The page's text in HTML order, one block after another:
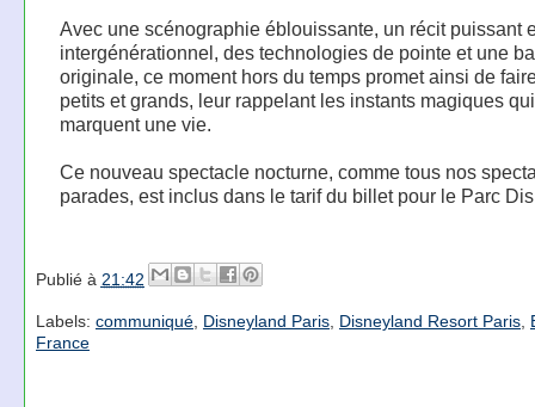
Avec une scénographie éblouissante, un récit puissant
intergénérationnel, des technologies de pointe et une
originale, ce moment hors du temps promet ainsi de
petits et grands, leur rappelant les instants magiques qui
marquent une vie.
Ce nouveau spectacle nocturne, comme tous nos
parades, est inclus dans le tarif du billet pour le Parc
Publié à 21:42
Labels: communiqué, Disneyland Paris, Disneyland Resort Paris,
France